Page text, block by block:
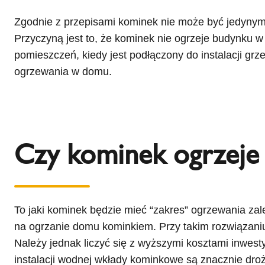
Zgodnie z przepisami kominek nie może być
Przyczyną jest to, że kominek nie ogrzeje budynku
pomieszczeń, kiedy jest podłączony do instalacji
ogrzewania w domu.
Czy kominek ogrzeje
To jaki kominek będzie mieć “zakres” ogrzewania
na ogrzanie domu kominkiem. Przy takim
Należy jednak liczyć się z wyższymi kosztami
instalacji wodnej wkłady kominkowe są znacznie